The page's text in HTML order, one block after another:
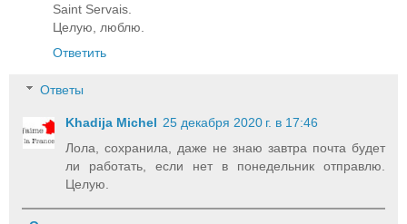
Saint Servais.
Целую, люблю.
Ответить
Ответы
Khadija Michel 25 декабря 2020 г. в 17:46
Лола, сохранила, даже не знаю завтра почта будет
ли работать, если нет в понедельник отправлю.
Целую.